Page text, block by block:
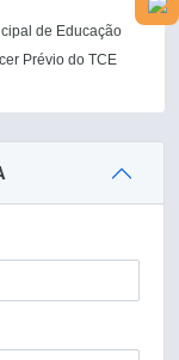
de Educação
Prévio do TCE